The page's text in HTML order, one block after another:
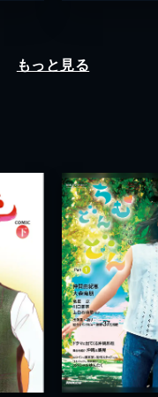
もっと見る